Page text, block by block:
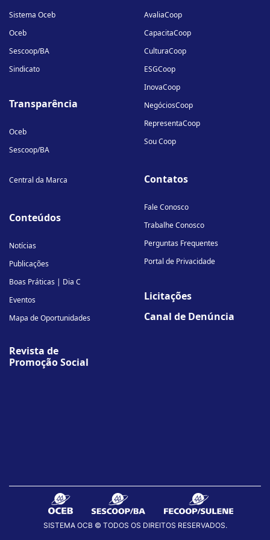
Sistema Oceb
Oceb
Sescoop/BA
Sindicato
Transparência
Oceb
Sescoop/BA
Central da Marca
Conteúdos
Notícias
Publicações
Boas Práticas | Dia C
Eventos
Mapa de Oportunidades
Revista de
Promoção Social
AvaliaCoop
CapacitaCoop
CulturaCoop
ESGCoop
InovaCoop
NegóciosCoop
RepresentaCoop
Sou Coop
Contatos
Fale Conosco
Trabalhe Conosco
Perguntas Frequentes
Portal de Privacidade
Licitações
Canal de Denúncia
SISTEMA OCB © TODOS OS DIREITOS RESERVADOS.